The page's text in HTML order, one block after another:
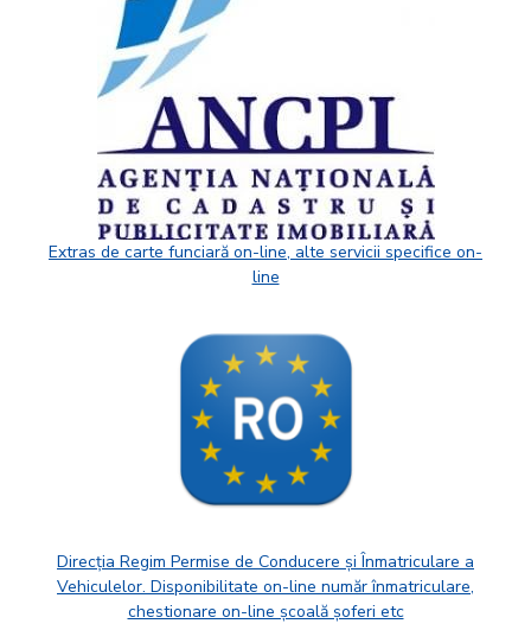
Extras de carte funciară on-line, alte servicii specifice on-
line
Direcția Regim Permise de Conducere și Înmatriculare a
Vehiculelor. Disponibilitate on-line număr înmatriculare,
chestionare on-line școală șoferi etc